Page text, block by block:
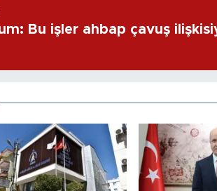
Bu işler ahbap çavuş